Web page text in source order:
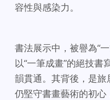
容性與感染力。
書法展示中，被譽為“
以“一筆成畫”的絕技書
韻貫通。其背後，是
仍堅守書畫藝術的初心